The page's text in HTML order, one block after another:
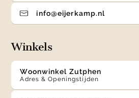
info@eijerkamp.nl
Winkels
Woonwinkel Zutphen
Adres & Openingstijden